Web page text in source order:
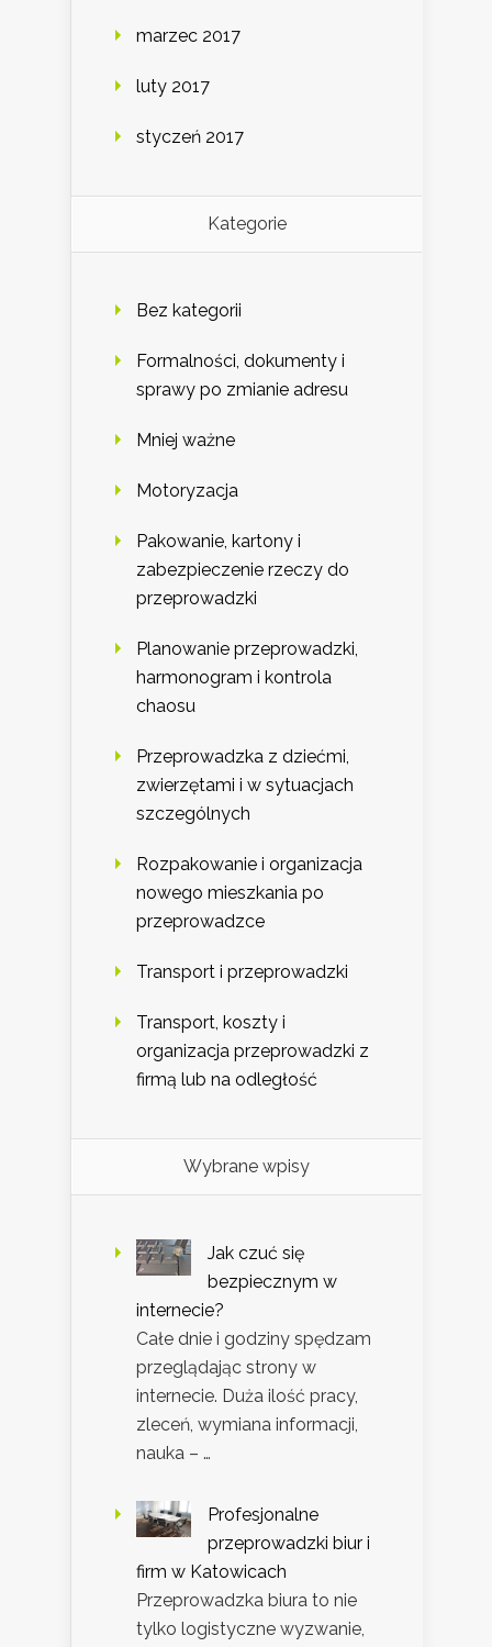
marzec 2017
luty 2017
styczeń 2017
Kategorie
Bez kategorii
Formalności, dokumenty i
sprawy po zmianie adresu
Mniej ważne
Motoryzacja
Pakowanie, kartony i
zabezpieczenie rzeczy do
przeprowadzki
Planowanie przeprowadzki,
harmonogram i kontrola
chaosu
Przeprowadzka z dziećmi,
zwierzętami i w sytuacjach
szczególnych
Rozpakowanie i organizacja
nowego mieszkania po
przeprowadzce
Transport i przeprowadzki
Transport, koszty i
organizacja przeprowadzki z
firmą lub na odległość
Wybrane wpisy
Jak czuć się
bezpiecznym w
internecie?
Całe dnie i godziny spędzam
przeglądając strony w
internecie. Duża ilość pracy,
zleceń, wymiana informacji,
nauka – …
Profesjonalne
przeprowadzki biur i
firm w Katowicach
Przeprowadzka biura to nie
tylko logistyczne wyzwanie,